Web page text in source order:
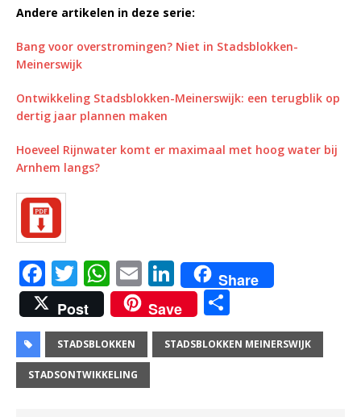
Andere artikelen in deze serie:
Bang voor overstromingen? Niet in Stadsblokken-
Meinerswijk
Ontwikkeling Stadsblokken-Meinerswijk: een terugblik op
dertig jaar plannen maken
Hoeveel Rijnwater komt er maximaal met hoog water bij
Arnhem langs?
F
a
c
e
b
T
w
it
te
r
W
h
at
s
A
E
m
ai
l
Li
n
k
e
Share
Post
Save
el
e
STADSBLOKKEN STADSBLOKKEN MEINERSWIJK
STADSONTWIKKELING